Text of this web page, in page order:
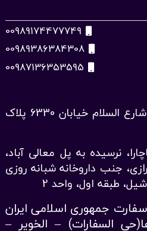
00989174477749
00989386384308
00987136353595
عمان، مسقط معبیله، شارع السلام خیابان 6330 پلاک
نرسیده به پل معالی آباد،
شیرازی، جنب داروخانه شبانه روزی
طبقه اول، واحد 2
جمهوری اسلامی ایران
السفارات) – الخویر –